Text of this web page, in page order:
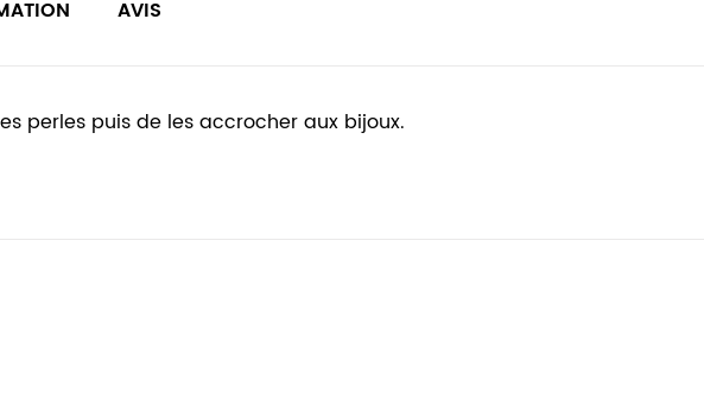
perles puis de les accrocher aux bijoux.
AVIS